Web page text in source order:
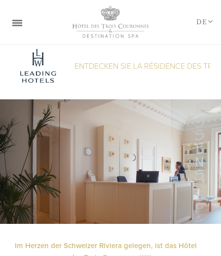
ANGEBOTE & PAKETE
GESCHENKKORB
DE
ENTDECKEN SIE LA RÉSIDENCE DES TROIS
Im Herzen der Schweizer Riviera gelegen, ist das Hôtel